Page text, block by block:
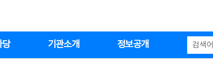
당 기관소개 정보공개